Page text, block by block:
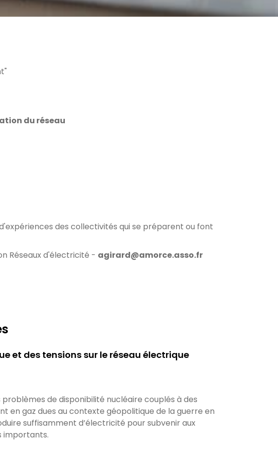
du réseau
des collectivités qui se préparent ou font
Réseaux d'électricité - agirard@amorce.asso.fr
et des tensions sur le réseau électrique
de disponibilité nucléaire couplés à des
en gaz dues au contexte géopolitique de la guerre en
suffisamment d’électricité pour subvenir aux
importants.